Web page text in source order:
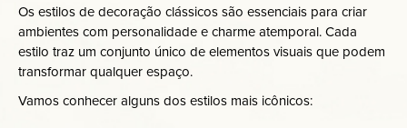
Os estilos de decoração clássicos são essenciais para criar
ambientes com personalidade e charme atemporal. Cada
estilo traz um conjunto único de elementos visuais que podem
transformar qualquer espaço.
Vamos conhecer alguns dos estilos mais icônicos: